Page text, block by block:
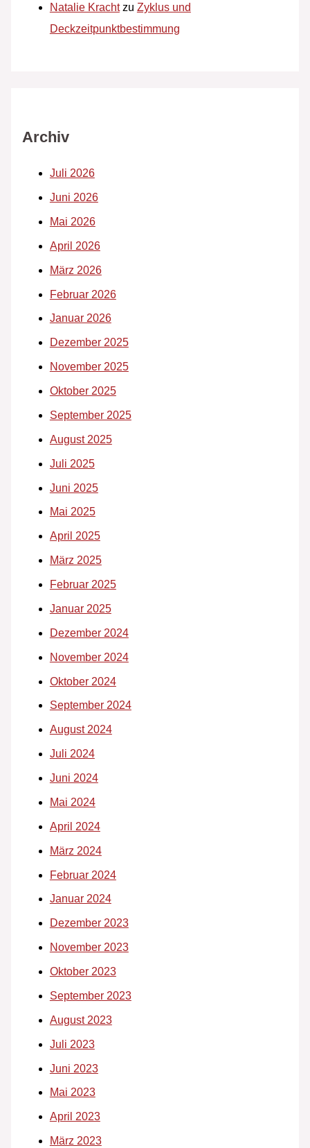
Natalie Krachtzu Zyklus und
Deckzeitpunktbestimmung
Archiv
Juli 2026
Juni 2026
Mai 2026
April 2026
März 2026
Februar 2026
Januar 2026
Dezember 2025
November 2025
Oktober 2025
September 2025
August 2025
Juli 2025
Juni 2025
Mai 2025
April 2025
März 2025
Februar 2025
Januar 2025
Dezember 2024
November 2024
Oktober 2024
September 2024
August 2024
Juli 2024
Juni 2024
Mai 2024
April 2024
März 2024
Februar 2024
Januar 2024
Dezember 2023
November 2023
Oktober 2023
September 2023
August 2023
Juli 2023
Juni 2023
Mai 2023
April 2023
März 2023